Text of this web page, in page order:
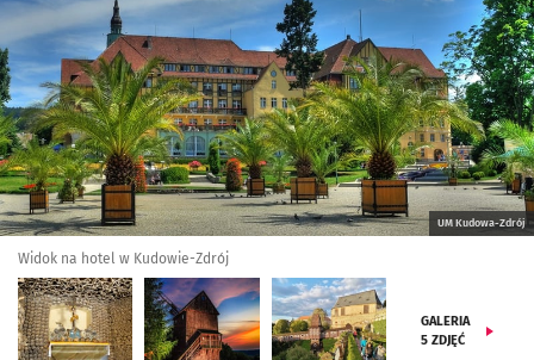
UM Kudowa-Zdrój
Widok na hotel w Kudowie-Zdrój
GALERIA
5 ZDJĘĆ